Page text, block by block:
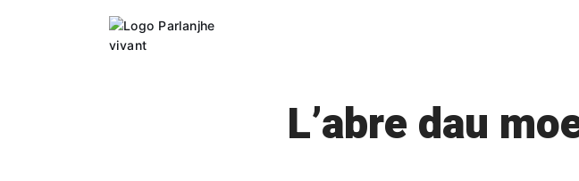
L’abre dau